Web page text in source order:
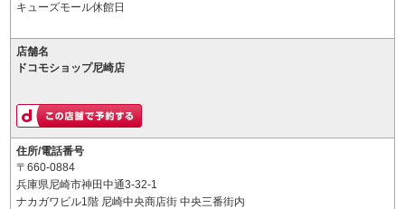
キューズモール休館日
店舗名
ドコモショップ尼崎店
住所/電話番号
〒660-0884
兵庫県尼崎市神田中通3-32-1
ナカガワビル1階 尼崎中央商店街 中央三番街内